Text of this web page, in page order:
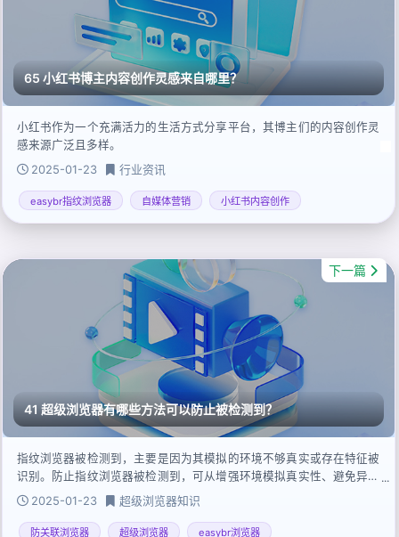
65 小红书博主内容创作灵感来自哪里？
小红书作为一个充满活力的生活方式分享平台，其博主们的内容创作灵
感来源广泛且多样。
2025-01-23
行业资讯
easybr指纹浏览器 自媒体营销 小红书内容创作
下一篇
41 超级浏览器有哪些方法可以防止被检测到？
指纹浏览器被检测到，主要是因为其模拟的环境不够真实或存在特征被
识别。防止指纹浏览器被检测到，可从增强环境模拟真实性、避免异常
行为、选用可靠工具三方面着手
2025-01-23 超级浏览器知识
防关联浏览器 超级浏览器 easybr浏览器